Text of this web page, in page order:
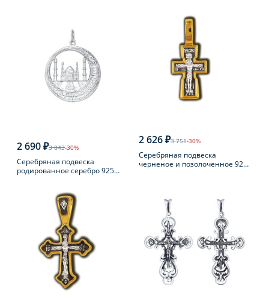
2 690 ₽3 843-30%
Серебряная подвеска
родированное серебро 925
2 626 ₽3 751-30%
Серебряная подвеска
черненое и позолоченное 925